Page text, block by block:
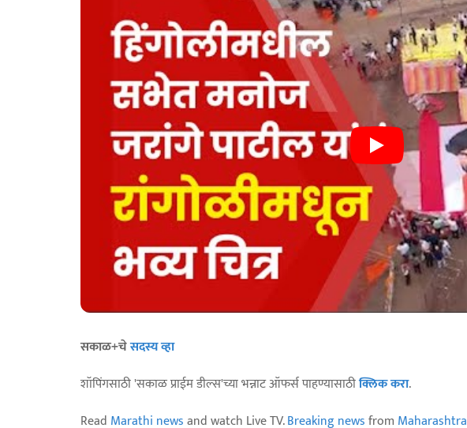
सकाळ+चेसदस्य व्हा
शॉपिंगसाठी 'सकाळ प्राईम डील्स'च्या भन्नाट ऑफर्स पाहण्यासाठीक्लिक करा.
Read Marathi newsand watch Live TV.Breaking newsfrom Maharashtra